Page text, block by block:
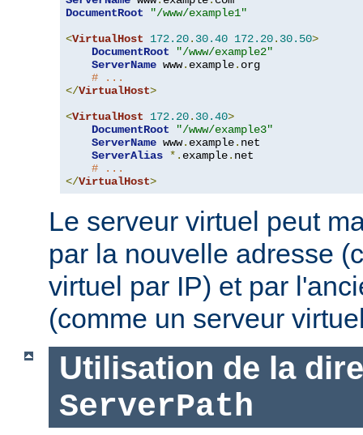
DocumentRoot
"/www/example1"
<VirtualHost 172.20. 30.40 172.20. 30.50>
DocumentRoot
"/www/example2"
ServerName www. example. org
# ...
</VirtualHost>
<VirtualHost 172.20. 30.40>
DocumentRoot
"/www/example3"
ServerName www. example. net
ServerAlias *. example. net
# ...
</VirtualHost>
Le serveur virtuel peut
par la nouvelle adresse
virtuel par IP) et par
(comme un serveur
Utilisation de la
ServerPath